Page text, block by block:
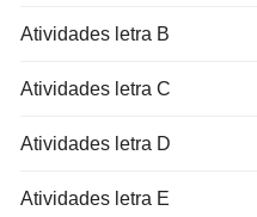
Atividades letra B
Atividades letra C
Atividades letra D
Atividades letra E